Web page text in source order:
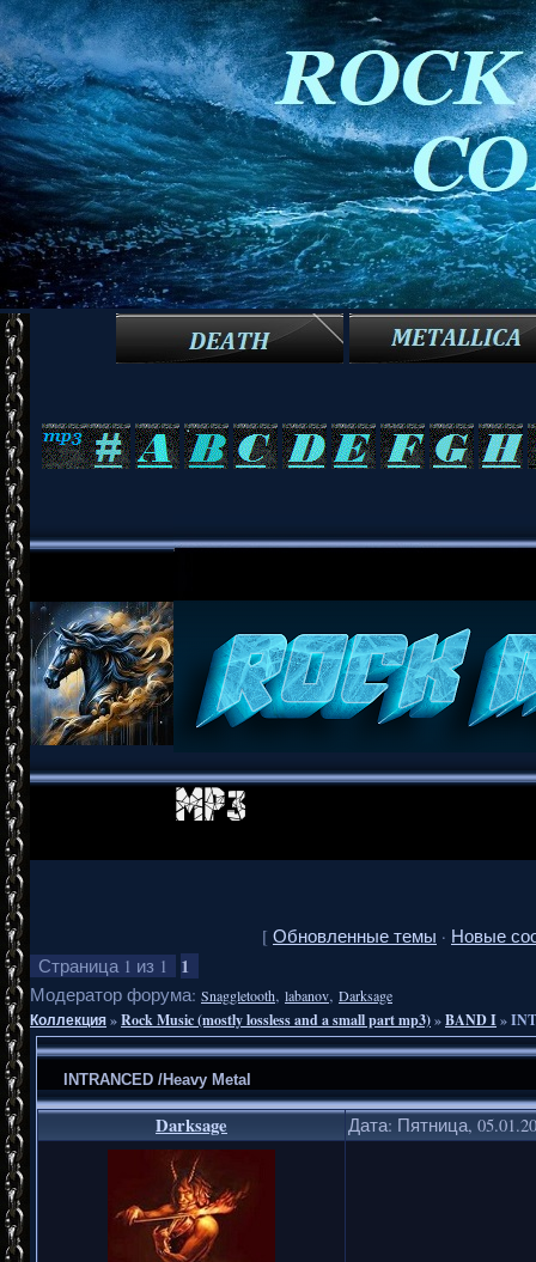
[ Обновленные темы · Новые
Страница 1 из 1 1
Модератор форума: Snaggletooth, labanov, Darksage
Коллекция»Rock Music (mostly lossless and a small part mp3)»BAND I»
INTRANCED /Heavy Metal
Darksage Дата: Пятница,